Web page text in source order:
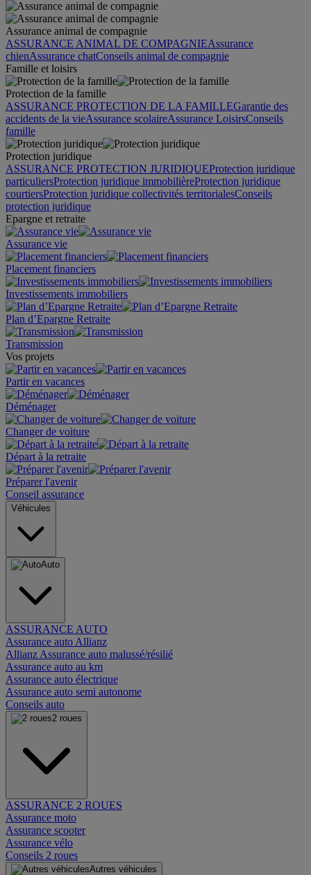
Assurance animal de compagnie
ASSURANCE ANIMAL DE COMPAGNIEAssurance
chienAssurance chatConseils animal de compagnie
Famille et loisirs
Protection de la famille
ASSURANCE PROTECTION DE LA FAMILLEGarantie des
accidents de la vieAssurance scolaireAssurance LoisirsConseils
famille
Protection juridique
ASSURANCE PROTECTION JURIDIQUEProtection juridique
particuliersProtection juridique immobilièreProtection juridique
courtiersProtection juridique collectivités territorialesConseils
protection juridique
Epargne et retraite
Assurance vie
Placement financiers
Investissements immobiliers
Plan d’Epargne Retraite
Transmission
Vos projets
Partir en vacances
Déménager
Changer de voiture
Départ à la retraite
Préparer l'avenir
Conseil assurance
Véhicules
Auto
ASSURANCE AUTO
Assurance auto Allianz
Allianz Assurance auto malussé/résilié
Assurance auto au km
Assurance auto électrique
Assurance auto semi autonome
Conseils auto
2 roues
ASSURANCE 2 ROUES
Assurance moto
Assurance scooter
Assurance vélo
Conseils 2 roues
Autres véhicules